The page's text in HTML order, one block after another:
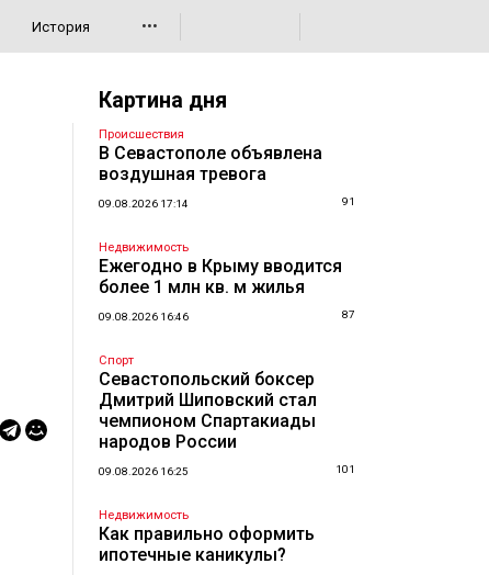
История •••
Картина дня
Происшествия
В Севастополе объявлена
воздушная тревога
09.08.2026 17:14 91
Недвижимость
Ежегодно в Крыму вводится
более 1 млн кв. м жилья
09.08.2026 16:46 87
Спорт
Севастопольский боксер
Дмитрий Шиповский стал
чемпионом Спартакиады
народов России
09.08.2026 16:25 101
Недвижимость
Как правильно оформить
ипотечные каникулы?